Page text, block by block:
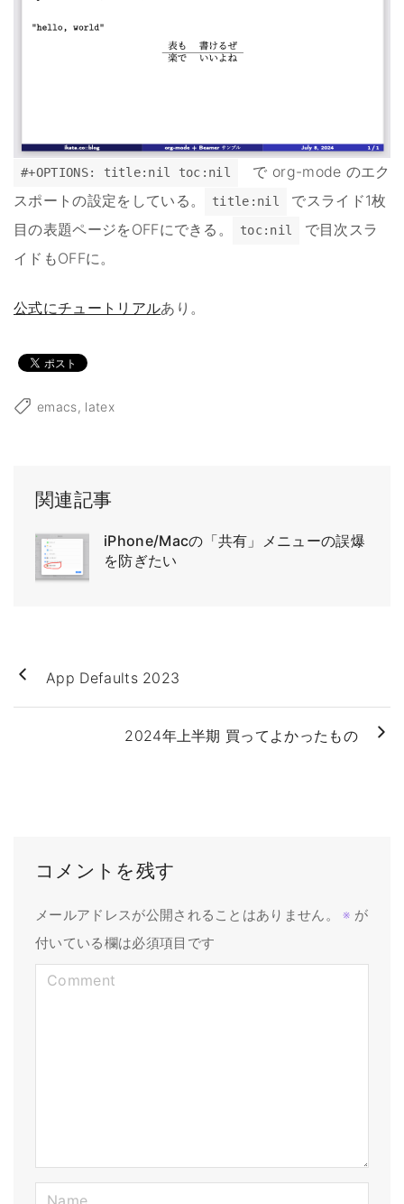
#+OPTIONS: title:nil toc:nil
で org-mode のエク
スポートの設定をしている。
title:nil
でスライド1枚
目の表題ページをOFFにできる。
toc:nil
で目次スラ
イドもOFFに。
公式にチュートリアルあり。
emacs latex
関連記事
iPhone/Macの「共有」メニューの誤爆
を防ぎたい
App Defaults 2023
2024年上半期 買ってよかったもの
コメントを残す
メールアドレスが公開されることはありません。 ※ が
付いている欄は必須項目です